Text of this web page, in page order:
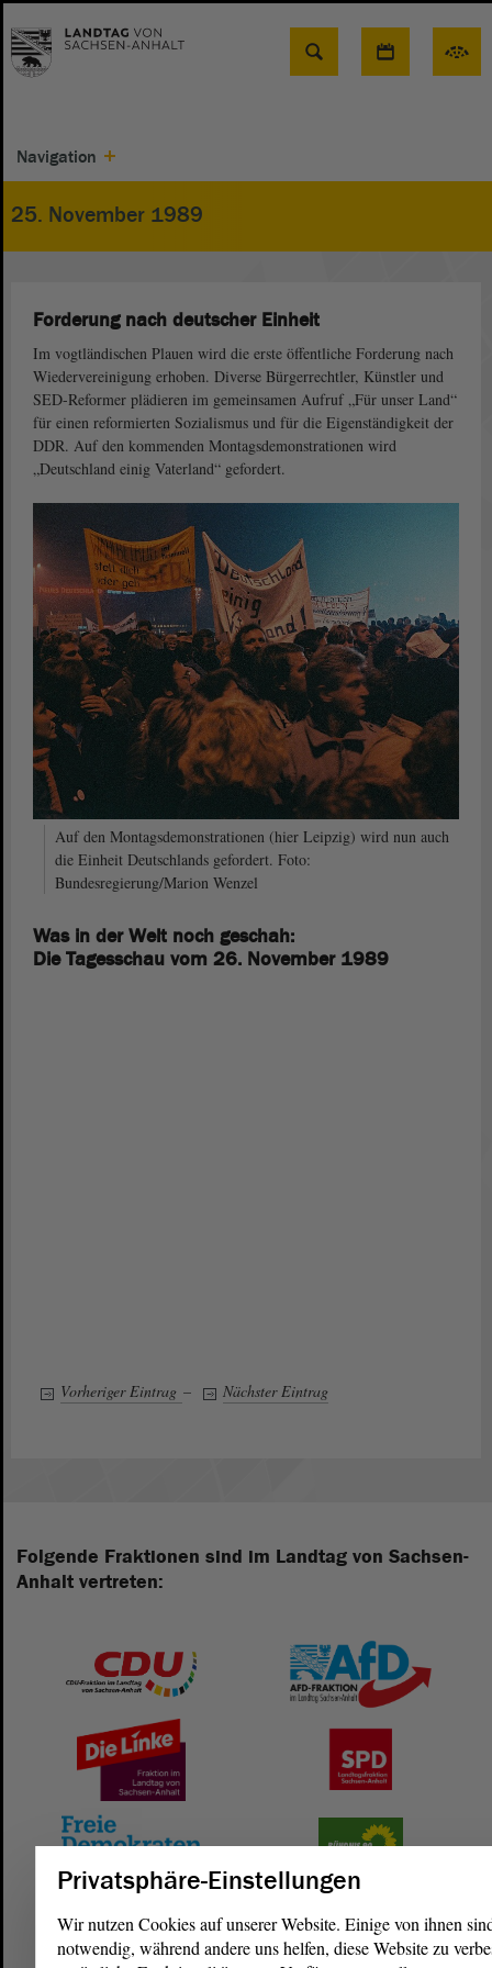
Suche
Navigation
25. November 1989
Forderung nach deutscher Einheit
Im vogtländischen Plauen wird die erste öffentliche Forderung nach
Wiedervereinigung erhoben. Diverse Bürgerrechtler, Künstler und
SED-Reformer plädieren im gemeinsamen Aufruf „Für unser Land“
für einen reformierten Sozialismus und für die Eigenständigkeit der
DDR. Auf den kommenden Montagsdemonstrationen wird
„Deutschland einig Vaterland“ gefordert.
Auf den Montagsdemonstrationen (hier Leipzig) wird nun auch
die Einheit Deutschlands gefordert. Foto:
Bundesregierung/Marion Wenzel
Was in der Welt noch geschah:
Die Tagesschau vom 26. November 1989
Vorheriger Eintrag – Nächster Eintrag
Folgende Fraktionen sind im Landtag von Sachsen-
Anhalt vertreten:
Privatsphäre-Einstellungen
Wir nutzen Cookies auf unserer Website. Einige von ihnen
notwendig, während andere uns helfen, diese Website zu